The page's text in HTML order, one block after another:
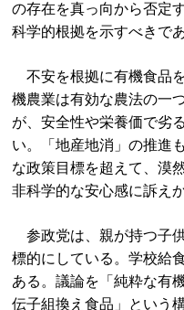
の存在を真っ向から否定
科学的根拠を示すべきであ
不安を根拠に有機食品
機農業は有効な農法の一
が、安全性や栄養価で劣
い。「地産地消」の推進
な政策目標を超えて、漠
非科学的な安心感に訴え
参政党は、親が持つ子
標的にしている。学校給
ある。議論を「純粋な有
伝子組換え食品」という